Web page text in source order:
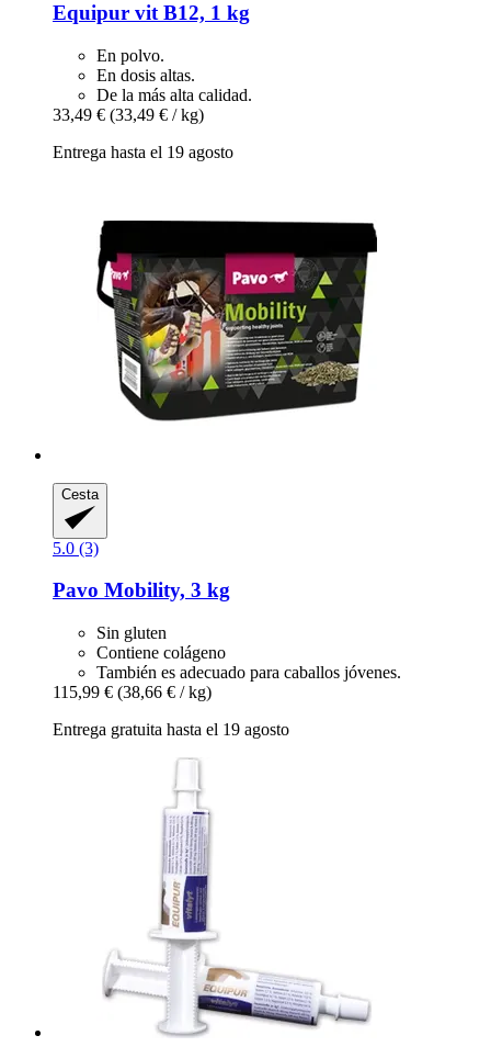
Equipur vit B12, 1 kg
En polvo.
En dosis altas.
De la más alta calidad.
33,49 € (33,49 € / kg)
Entrega hasta el 19 agosto
Cesta
5.0 (3)
Pavo Mobility, 3 kg
Sin gluten
Contiene colágeno
También es adecuado para caballos jóvenes.
115,99 € (38,66 € / kg)
Entrega gratuita hasta el 19 agosto